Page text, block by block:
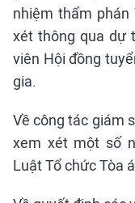
nhiệm thẩm
xét thông qua dự
viên Hội đồng
gia.
Về công tác giám
xem xét một số
Luật Tổ chức Tòa